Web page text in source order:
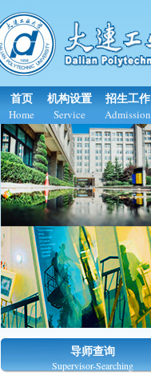
首页
Home
机构设置
Service
招生工作
Admission
导师查询
Supervisor-Searching